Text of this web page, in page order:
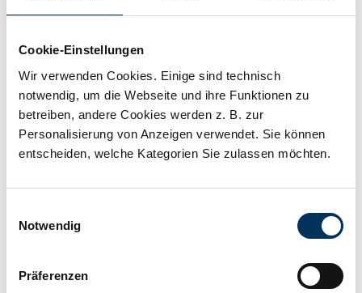
Cookie-Einstellungen
Wir verwenden Cookies. Einige sind technisch
notwendig, um die Webseite und ihre Funktionen zu
betreiben, andere Cookies werden z. B. zur
Personalisierung von Anzeigen verwendet. Sie können
entscheiden, welche Kategorien Sie zulassen möchten.
Notwendig
Präferenzen
Capacity: 8,5Ah
Technology: Lead gel
Length:
Width: